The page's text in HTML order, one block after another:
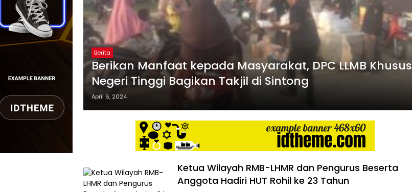
Berita
Berikan Manfaat kepada Masyarakat, DPC LLMB Khusus
Negeri Tinggi Bagikan Takjil di Sintong
April 6, 2024
Ketua Wilayah RMB-LHMR dan Pengurus Beserta
Anggota Hadiri HUT Rohil ke 23 Tahun